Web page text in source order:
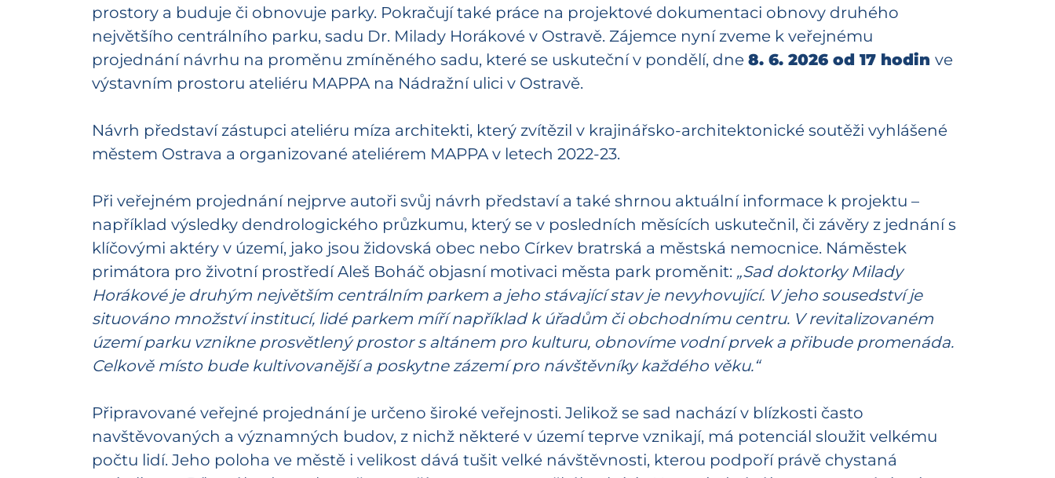
prostory a buduje či obnovuje parky. Pokračují také práce na projektové dokumentaci obnovy druhého
největšího centrálního parku, sadu Dr. Milady Horákové v Ostravě. Zájemce nyní zveme k veřejnému
projednání návrhu na proměnu zmíněného sadu, které se uskuteční v pondělí, dne 8. 6. 2026 od 17 hodin ve
výstavním prostoru ateliéru MAPPA na Nádražní ulici v Ostravě.
Návrh představí zástupci ateliéru míza architekti, který zvítězil v krajinářsko-architektonické soutěži vyhlášené
městem Ostrava a organizované ateliérem MAPPA v letech 2022-23.
Při veřejném projednání nejprve autoři svůj návrh představí a také shrnou aktuální informace k projektu –
například výsledky dendrologického průzkumu, který se v posledních měsících uskutečnil, či závěry z jednání s
klíčovými aktéry v území, jako jsou židovská obec nebo Církev bratrská a městská nemocnice. Náměstek
primátora pro životní prostředí Aleš Boháč objasní motivaci města park proměnit: „Sad doktorky Milady
Horákové je druhým největším centrálním parkem a jeho stávající stav je nevyhovující. V jeho sousedství je
situováno množství institucí, lidé parkem míří například k úřadům či obchodnímu centru. V revitalizovaném
území parku vznikne prosvětlený prostor s altánem pro kulturu, obnovíme vodní prvek a přibude promenáda.
Celkově místo bude kultivovanější a poskytne zázemí pro návštěvníky každého věku.“
Připravované veřejné projednání je určeno široké veřejnosti. Jelikož se sad nachází v blízkosti často
navštěvovaných a významných budov, z nichž některé v území teprve vznikají, má potenciál sloužit velkému
počtu lidí. Jeho poloha ve městě i velikost dává tušit velké návštěvnosti, kterou podpoří právě chystaná